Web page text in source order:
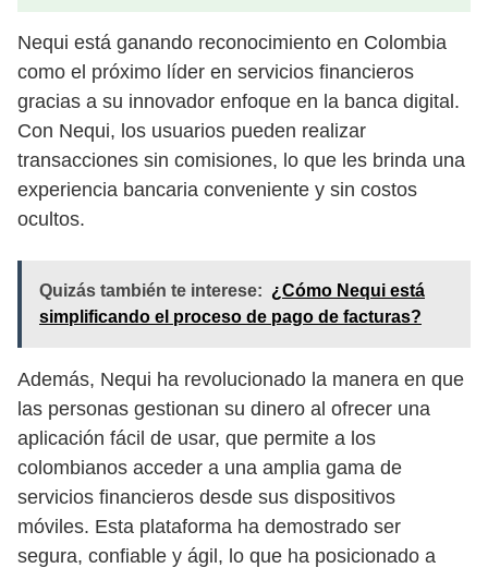
Nequi está ganando reconocimiento en Colombia
como el próximo líder en servicios financieros
gracias a su innovador enfoque en la banca digital.
Con Nequi, los usuarios pueden realizar
transacciones sin comisiones, lo que les brinda una
experiencia bancaria conveniente y sin costos
ocultos.
Quizás también te interese: ¿Cómo Nequi está
simplificando el proceso de pago de facturas?
Además, Nequi ha revolucionado la manera en que
las personas gestionan su dinero al ofrecer una
aplicación fácil de usar, que permite a los
colombianos acceder a una amplia gama de
servicios financieros desde sus dispositivos
móviles. Esta plataforma ha demostrado ser
segura, confiable y ágil, lo que ha posicionado a